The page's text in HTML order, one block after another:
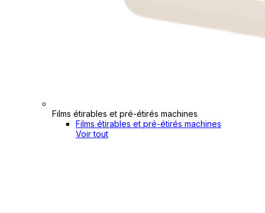
Films étirables et pré-étirés machines
Films étirables et pré-étirés machines
Voir tout